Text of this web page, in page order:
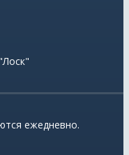
ежедневно.